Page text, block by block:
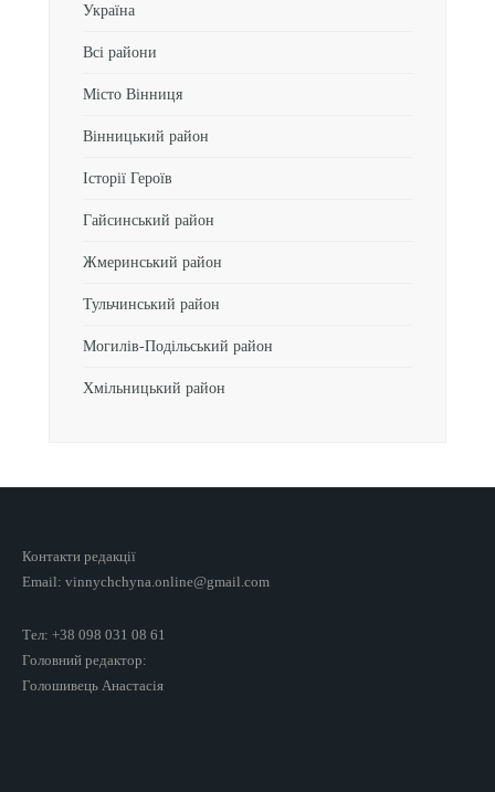
Україна
Всі райони
Місто Вінниця
Вінницький район
Історії Героїв
Гайсинський район
Жмеринський район
Тульчинський район
Могилів-Подільський район
Хмільницький район
Контакти редакції
Email: vinnychchyna.online@gmail.com
Тел: +38 098 031 08 61
Головний редактор:
Голошивець Анастасія